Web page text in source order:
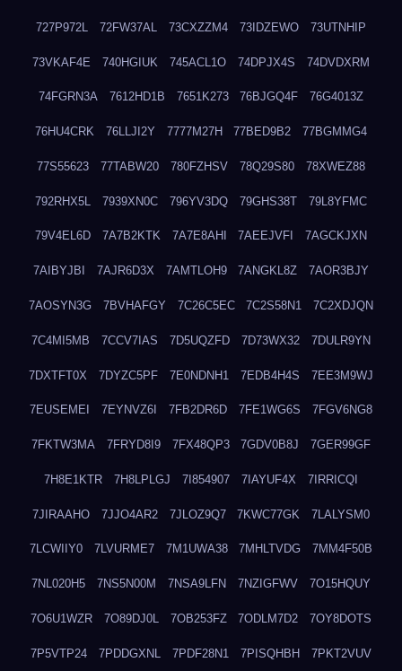
727P972L 72FW37AL 73CXZZM4 73IDZEWO 73UTNHIP
73VKAF4E 740HGIUK 745ACL1O 74DPJX4S 74DVDXRM
74FGRN3A 7612HD1B 7651K273 76BJGQ4F 76G4013Z
76HU4CRK 76LLJI2Y 7777M27H 77BED9B2 77BGMMG4
77S55623 77TABW20 780FZHSV 78Q29S80 78XWEZ88
792RHX5L 7939XN0C 796YV3DQ 79GHS38T 79L8YFMC
79V4EL6D 7A7B2KTK 7A7E8AHI 7AEEJVFI 7AGCKJXN
7AIBYJBI 7AJR6D3X 7AMTLOH9 7ANGKL8Z 7AOR3BJY
7AOSYN3G 7BVHAFGY 7C26C5EC 7C2S58N1 7C2XDJQN
7C4MI5MB 7CCV7IAS 7D5UQZFD 7D73WX32 7DULR9YN
7DXTFT0X 7DYZC5PF 7E0NDNH1 7EDB4H4S 7EE3M9WJ
7EUSEMEI 7EYNVZ6I 7FB2DR6D 7FE1WG6S 7FGV6NG8
7FKTW3MA 7FRYD8I9 7FX48QP3 7GDV0B8J 7GER99GF
7H8E1KTR 7H8LPLGJ 7I854907 7IAYUF4X 7IRRICQI
7JIRAAHO 7JJO4AR2 7JLOZ9Q7 7KWC77GK 7LALYSM0
7LCWIIY0 7LVURME7 7M1UWA38 7MHLTVDG 7MM4F50B
7NL020H5 7NS5N00M 7NSA9LFN 7NZIGFWV 7O15HQUY
7O6U1WZR 7O89DJ0L 7OB253FZ 7ODLM7D2 7OY8DOTS
7P5VTP24 7PDDGXNL 7PDF28N1 7PISQHBH 7PKT2VUV